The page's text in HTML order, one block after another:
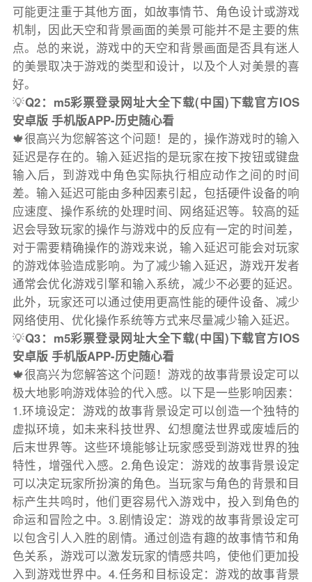
可能更注重于其他方面，如故事情节、角色设计或游戏
机制，因此天空和背景画面的美景可能并不是主要的焦
点。总的来说，游戏中的天空和背景画面是否具有迷人
的美景取决于游戏的类型和设计，以及个人对美景的喜
好。
💡Q2：m5彩票登录网址大全下载(中国)下载官方IOS
安卓版 手机版APP-历史随心看
🍁很高兴为您解答这个问题！是的，操作游戏时的输入
延迟是存在的。输入延迟指的是玩家在按下按钮或键盘
输入后，到游戏中角色实际执行相应动作之间的时间
差。输入延迟可能由多种因素引起，包括硬件设备的响
应速度、操作系统的处理时间、网络延迟等。较高的延
迟会导致玩家的操作与游戏中的反应有一定的时间差，
对于需要精确操作的游戏来说，输入延迟可能会对玩家
的游戏体验造成影响。为了减少输入延迟，游戏开发者
通常会优化游戏引擎和输入系统，减少不必要的延迟。
此外，玩家还可以通过使用更高性能的硬件设备、减少
网络使用、优化操作系统等方式来尽量减少输入延迟。
💡Q3：m5彩票登录网址大全下载(中国)下载官方IOS
安卓版 手机版APP-历史随心看
🍁很高兴为您解答这个问题！游戏的故事背景设定可以
极大地影响游戏体验的代入感。以下是一些影响因素：
1.环境设定：游戏的故事背景设定可以创造一个独特的
虚拟环境，如未来科技世界、幻想魔法世界或废墟后的
后末世界等。这些环境能够让玩家感受到游戏世界的独
特性，增强代入感。2.角色设定：游戏的故事背景设定
可以决定玩家所扮演的角色。当玩家与角色的背景和目
标产生共鸣时，他们更容易代入游戏中，投入到角色的
命运和冒险之中。3.剧情设定：游戏的故事背景设定可
以包含引人入胜的剧情。通过创造有趣的故事情节和角
色关系，游戏可以激发玩家的情感共鸣，使他们更加投
入到游戏世界中。4.任务和目标设定：游戏的故事背景